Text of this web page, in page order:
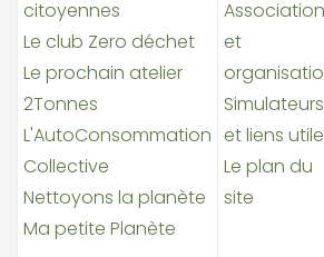
citoyennes
Le club Zero déchet
Le prochain atelier
2Tonnes
L'AutoConsommation
Collective
Nettoyons la planète
Ma petite Planète
et
Simulateurs
et liens
Le plan du
site